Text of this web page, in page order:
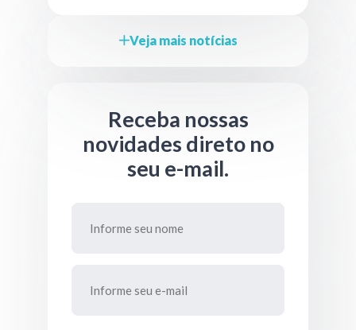
Receba nossas
novidades direto no
seu e-mail.
Veja mais notícias